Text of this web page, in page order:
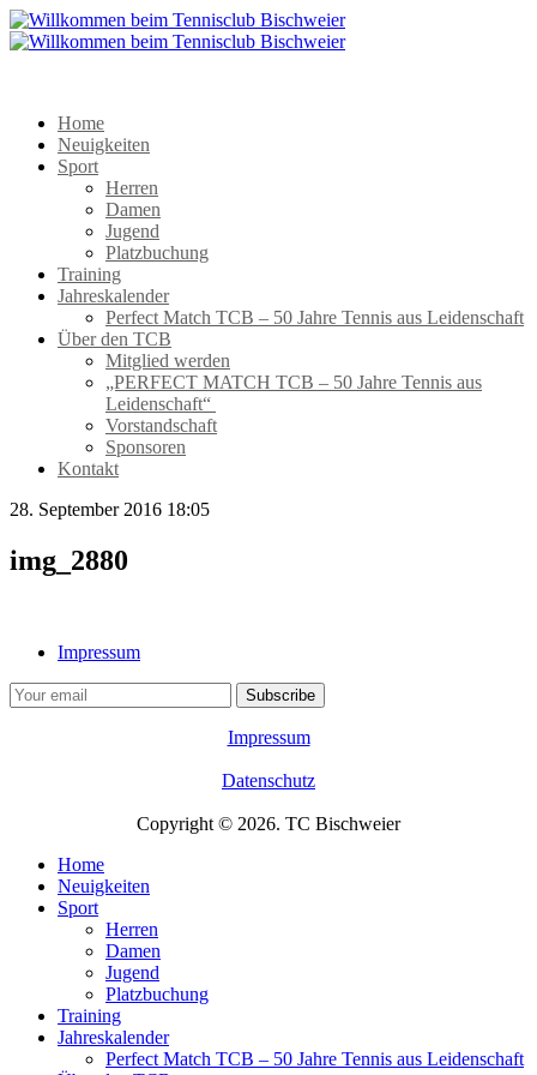
Home
Neuigkeiten
Sport
Herren
Damen
Jugend
Platzbuchung
Training
Jahreskalender
Perfect Match TCB – 50 Jahre Tennis aus Leidenschaft
Über den TCB
Mitglied werden
„PERFECT MATCH TCB – 50 Jahre Tennis aus
Leidenschaft“
Vorstandschaft
Sponsoren
Kontakt
28. September 2016 18:05
img_2880
Impressum
Impressum
Datenschutz
Copyright © 2026. TC Bischweier
Home
Neuigkeiten
Sport
Herren
Damen
Jugend
Platzbuchung
Training
Jahreskalender
Perfect Match TCB – 50 Jahre Tennis aus Leidenschaft